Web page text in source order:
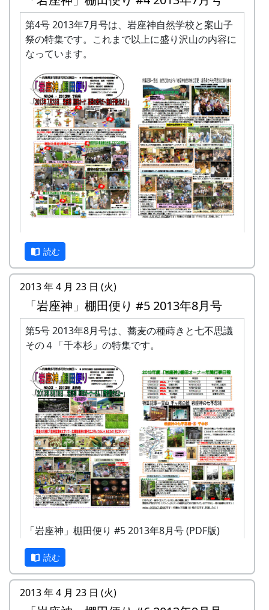
第4号 2013年7月号は、岩座神自然学校と案山子
祭の特集です。これまで以上に盛り沢山の内容に
なっています。
「岩座神」棚田便り #4 2013年7月号 (PDF版)
という訳で、予定されていた七不思議その４「千
本杉」は、来月号に持ち越しです。
読む
2013 年 4 月 23 日 (火)
「岩座神」棚田便り #5 2013年8月号
第5号 2013年8月号は、蕎麦の種蒔きと七不思議
その４「千本杉」の特集です。
「岩座神」棚田便り #5 2013年8月号 (PDF版)
読む
2013 年 4 月 23 日 (火)